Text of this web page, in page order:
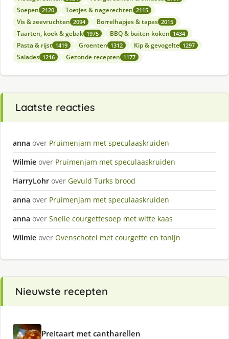
Soepen 2120 Toetjes & nagerechten 2115
Vis & zeevruchten 2094 Borrelhapjes & tapas 2015
Taarten, koek & gebak 1975 BBQ & buiten koken 1434
Pasta & rijst 1419 Groenten 1312 Kip & gevogelte 1297
Salades 1216 Gezonde recepten 1177
Laatste reacties
anna over Pruimenjam met speculaaskruiden
Wilmie over Pruimenjam met speculaaskruiden
HarryLohr over Gevuld Turks brood
anna over Pruimenjam met speculaaskruiden
anna over Snelle courgettesoep met witte kaas
Wilmie over Ovenschotel met courgette en tonijn
Nieuwste recepten
Preitaart met cantharellen